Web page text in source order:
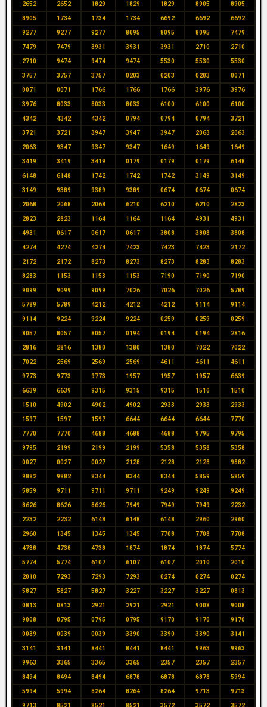
2652 2652 1829 1829 1829 8905 8905
8905 1734 1734 1734 6692 6692 6692
9277 9277 9277 8095 8095 8095 7479
7479 7479 3931 3931 3931 2710 2710
2710 9474 9474 9474 5530 5530 5530
3757 3757 3757 0203 0203 0203 0071
0071 0071 1766 1766 1766 3976 3976
3976 8033 8033 8033 6100 6100 6100
4342 4342 4342 0794 0794 0794 3721
3721 3721 3947 3947 3947 2063 2063
2063 9347 9347 9347 1649 1649 1649
3419 3419 3419 0179 0179 0179 6148
6148 6148 1742 1742 1742 3149 3149
3149 9389 9389 9389 0674 0674 0674
2068 2068 2068 6210 6210 6210 2823
2823 2823 1164 1164 1164 4931 4931
4931 0617 0617 0617 3808 3808 3808
4274 4274 4274 7423 7423 7423 2172
2172 2172 8273 8273 8273 8283 8283
8283 1153 1153 1153 7190 7190 7190
9099 9099 9099 7026 7026 7026 5789
5789 5789 4212 4212 4212 9114 9114
9114 9224 9224 9224 0259 0259 0259
8057 8057 8057 0194 0194 0194 2816
2816 2816 1380 1380 1380 7022 7022
7022 2569 2569 2569 4611 4611 4611
9773 9773 9773 1957 1957 1957 6639
6639 6639 9315 9315 9315 1510 1510
1510 4902 4902 4902 2933 2933 2933
1597 1597 1597 6644 6644 6644 7770
7770 7770 4688 4688 4688 9795 9795
9795 2199 2199 2199 5358 5358 5358
0027 0027 0027 2128 2128 2128 9882
9882 9882 8344 8344 8344 5859 5859
5859 9711 9711 9711 9249 9249 9249
8626 8626 8626 7949 7949 7949 2232
2232 2232 6148 6148 6148 2960 2960
2960 1345 1345 1345 7708 7708 7708
4738 4738 4738 1874 1874 1874 5774
5774 5774 6107 6107 6107 2010 2010
2010 7293 7293 7293 0274 0274 0274
5827 5827 5827 3227 3227 3227 0813
0813 0813 2921 2921 2921 9008 9008
9008 0795 0795 0795 9170 9170 9170
0039 0039 0039 3390 3390 3390 3141
3141 3141 8441 8441 8441 9963 9963
9963 3365 3365 3365 2357 2357 2357
8494 8494 8494 6878 6878 6878 5994
5994 5994 8264 8264 8264 9713 9713
9713 8521 8521 8521 3572 3572 3572